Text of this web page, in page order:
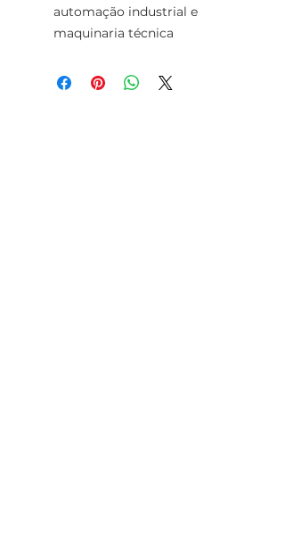
automação industrial e
maquinaria técnica